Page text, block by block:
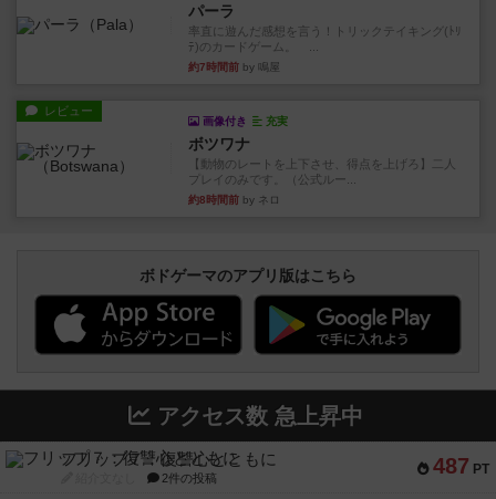
パーラ
率直に遊んだ感想を言う！トリックテイキング(ﾄﾘ
ﾃ)のカードゲーム。 ...
約7時間前 by 鳴屋
レビュー
画像付き 充実
ボツワナ
【動物のレートを上下させ、得点を上げろ】二人
プレイのみです。（公式ルー...
約8時間前 by ネロ
ボドゲーマのアプリ版はこちら
アクセス数 急上昇中
487 PT
フリップ７：復讐心とともに
2件の投稿